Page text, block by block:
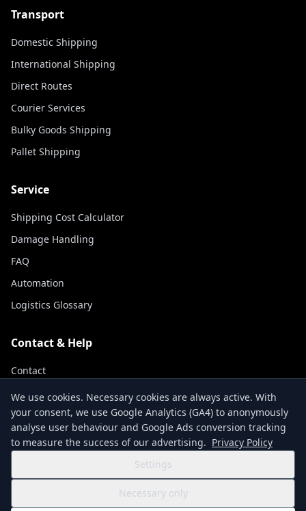
Transport
Domestic Shipping
International Shipping
Direct Routes
Courier Services
Bulky Goods Shipping
Pallet Shipping
Service
Shipping Cost Calculator
Damage Handling
FAQ
Automation
Logistics Glossary
Contact & Help
Contact
Track Shipment
About Us
© 2026 NexCargo GmbH
Cookie Settings
We use cookies. Necessary cookies are always active. With
your consent, we use Google Analytics (GA4) to anonymously
analyse user behaviour and Google Ads conversion tracking
to measure the success of our advertising. Privacy Policy
Settings
Necessary only